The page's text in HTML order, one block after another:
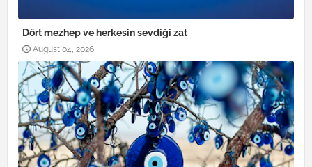
Dört mezhep ve herkesin sevdiği zat
August 04, 2026